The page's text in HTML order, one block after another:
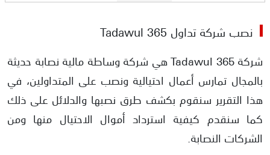
الوعود بأرباح مضمونة
تقديم شركة تداول 365 توصيات وادارة محافظ وحسابات
نصب شركة تداول Tadawul 365
شركة Tadawul 365 هي شركة وساطة مالية نصابة حديثة
بالمجال تمارس أعمال احتيالية ونصب على المتداولين، في
هذا التقرير سنقوم بكشف طرق نصبها والدلائل على ذلك
كما سنقدم كيفية استرداد أموال الاحتيال منها ومن
الشركات النصابة.